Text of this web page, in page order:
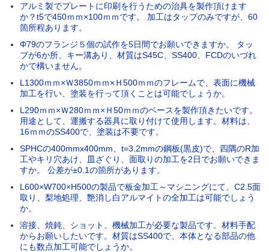
アルミ製でプレートに印刷を行うための治具を製作頂けます
か？t5で450ｍｍ×100ｍｍです。 加工はタップのみですが、60
箇所程あります。
Φ79のフランジ５個の試作を5日間でお願いできますか。 タッ
プが6か所、キー溝あり、材質はS45C、SS400、FCDのいづれ
かで構いません。
L1300ｍｍ×Ｗ3850ｍｍ×Ｈ500ｍｍのフレームで、表面に機械
加工を行い、塗装を行って頂くことは可能でしょうか。
L290ｍｍ×Ｗ280ｍｍ×Ｈ50ｍｍのベースを製作頂きたいです。
用途として、運搬する器具に取り付けて使用します。材料は、
16ｍｍのSS400で、塗装は不要です。
SPHCの400mmx400mm、t=3.2mmの鋼板(黒皮)で、四隅のR加
工やキリ穴あけ、皿ざぐり、面取りの加工を2日でお願いできま
すか。 公差が±0.1の箇所があります。
L600×W700×H500の製品で板金加工～マシニングにて、C2.5面
取り、梨地処理、艶消し白アルマイトの全加工は可能でしょう
か。
溶接、焼鈍、ショット、機械加工が必要な製品です。材料手配
からお願いしたいです。材質はSS400で、本体となる部品の他
にも数点加工可能でしょうか。